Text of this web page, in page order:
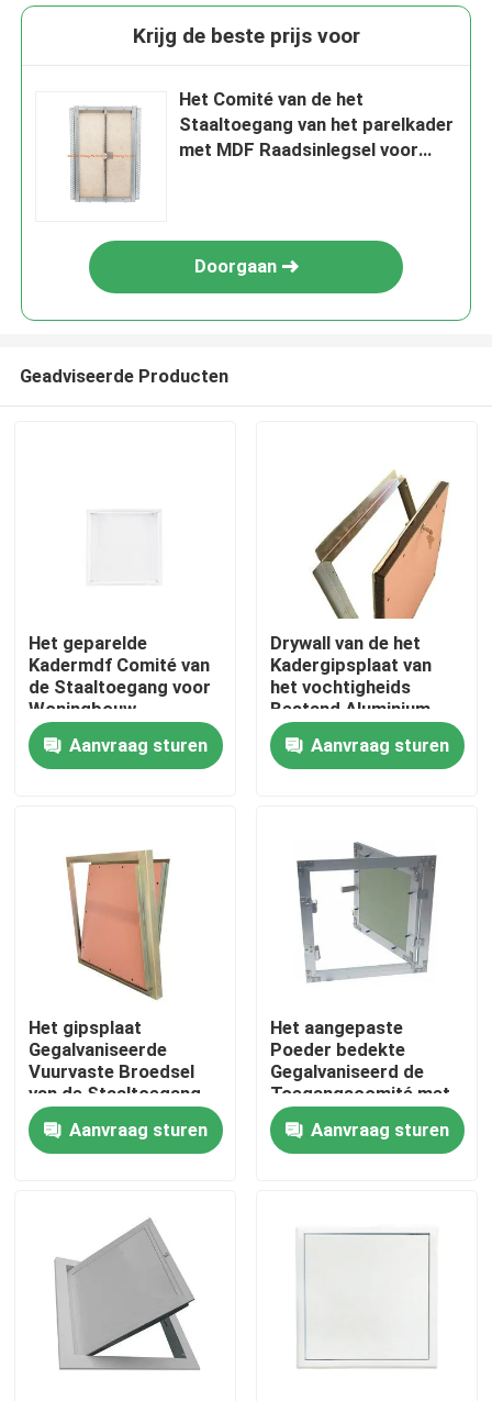
Huis
Ongeveer ons
Fabrieksreis
Kwaliteitscontrole
Contacteer ons
Het Comité van de aluminiumtoegang
Het Comité van de staaltoegang
Krijg de beste prijs voor
Het Comité van de het
Staaltoegang van het parelkader
met MDF Raadsinlegsel voor
Doorgaan
Geadviseerde Producten
Het geparelde
Kadermdf Comité van
de Staaltoegang voor
Woningbouw
Aanvraag sturen
Drywall van de het
Kadergipsplaat van
het vochtigheids
Bestand Aluminium
Comité
Aanvraag sturen
Het gipsplaat
Gegalvaniseerde
Vuurvaste Broedsel
van de Staaltoegang
Aanvraag sturen
Het aangepaste
Poeder bedekte
Gegalvaniseerd de
Toegangscomité met
een laag van het
Metaalplafond
Aanvraag sturen